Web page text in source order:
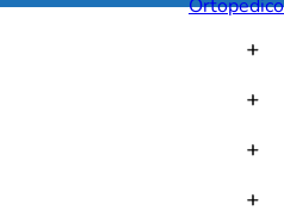
personales